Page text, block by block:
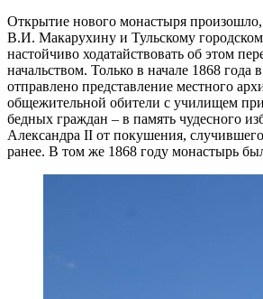
Открытие нового монастыря произошло,
В.И. Макарухину и Тульскому
настойчиво ходатайствовать об этом
начальством. Только в начале 1868 года
отправлено представление местного
общежительной обители с училищем
бедных граждан – в память чудесного
Александра II от покушения,
ранее. В том же 1868 году монастырь